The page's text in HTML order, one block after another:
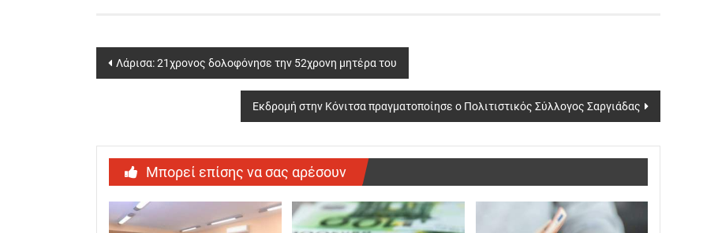
Post
Λάρισα: 21χρονος δολοφόνησε την 52χρονη μητέρα του
Εκδρομή στην Κόνιτσα πραγματοποίησε ο Πολιτιστικός Σύλλογος Σαργιάδας
Μπορεί επίσης να σας αρέσουν